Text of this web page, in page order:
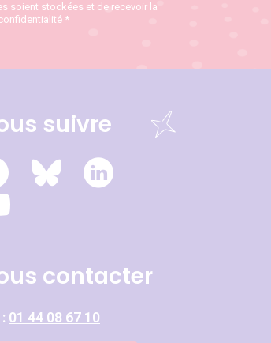
soient stockées et de recevoir la
*
suivre
contacter
01 44 08 67 10